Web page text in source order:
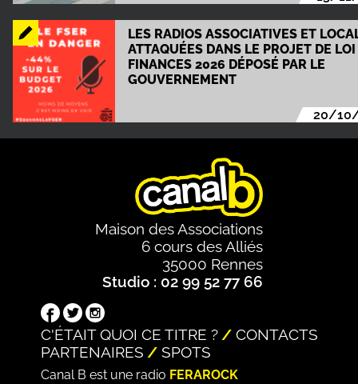
LES RADIOS ASSOCIATIVES ET
ATTAQUÉES DANS LE PROJET DE LOI
FINANCES 2026 DÉPOSÉ PAR LE
GOUVERNEMENT
20/
Maison des Associations
6 cours des Alliés
35000 Rennes
Studio : 02 99 52 77 66
C'ÉTAIT QUOI CE TITRE ?
CONTACTS
PARTENAIRES
SPOTS
Canal B est une radio FERAROCK